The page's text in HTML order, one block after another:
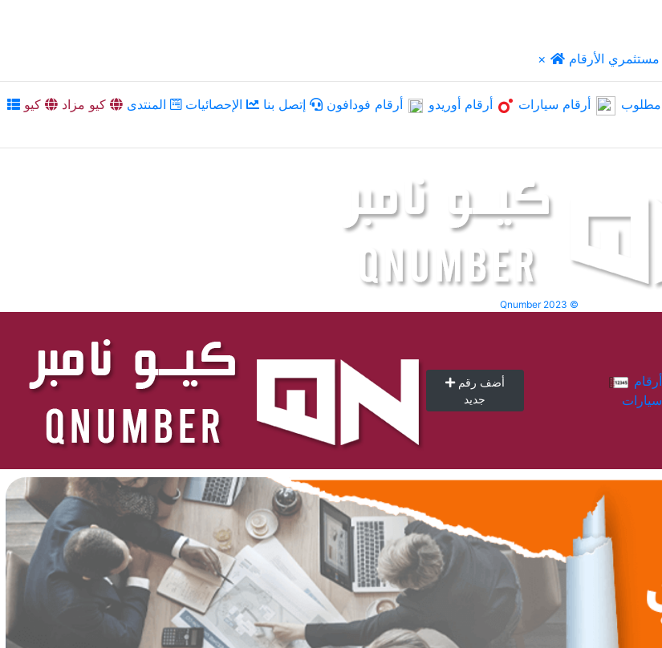
× مستثمري الأرقام
مطلوب أرقام سيارات أرقام أوريدو أرقام فودافون إتصل بنا الإحصائيات المنتدى كيو مزاد
كيو
Qnumber 2023 ©
أضف رقم
جديد
سيارات